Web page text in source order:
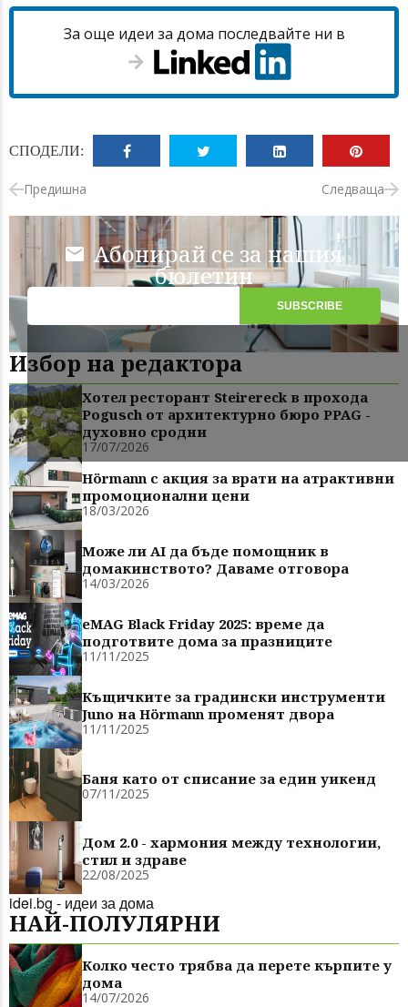
За още идеи за дома последвайте ни в
СПОДЕЛИ:
Предишна Следваща
Абонирай се за нашия
бюлетин
Избор на редактора
Хотел ресторант Steirereck в прохода
Pogusch от архитектурно бюро PPAG -
духовно сродни
17/07/2026
Hörmann с акция за врати на атрактивни
промоционални цени
18/03/2026
Може ли AI да бъде помощник в
домакинството? Даваме отговора
14/03/2026
eMAG Black Friday 2025: време да
подготвите дома за празниците
11/11/2025
Къщичките за градински инструменти
Juno на Hörmann променят двора
11/11/2025
Баня като от списание за един уикенд
07/11/2025
Дом 2.0 - хармония между технологии,
стил и здраве
22/08/2025
idei.bg - идеи за дома
НАЙ-ПОЛУЛЯРНИ
Колко често трябва да перете кърпите у
дома
14/07/2026